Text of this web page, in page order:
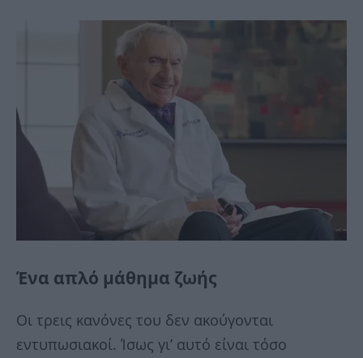
Ένα απλό μάθημα ζωής
Οι τρεις κανόνες του δεν ακούγονται
εντυπωσιακοί. Ίσως γι’ αυτό είναι τόσο